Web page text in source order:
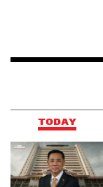
TODAY